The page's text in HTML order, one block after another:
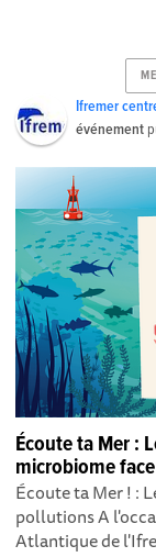
Ifremer
événement
Écoute ta Mer :
microbiome
Écoute ta Mer ! :
pollutions A
Atlantique de